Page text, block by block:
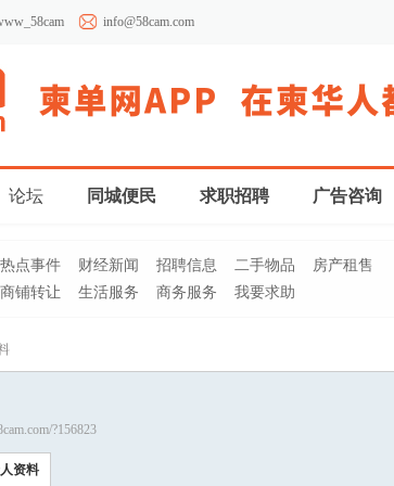
info@58cam.com
论坛 同城便民 求职招聘 广告咨询
热点事件 财经新闻 招聘信息 二手物品
房产租售
商铺转让 生活服务 商务服务 我要求助
?156823
资料